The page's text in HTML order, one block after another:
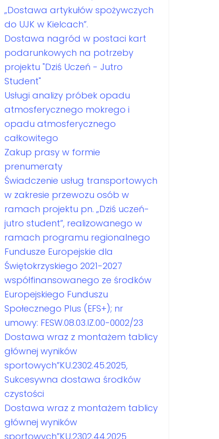
„Dostawa artykułów spożywczych
do UJK w Kielcach”.
Dostawa nagród w postaci kart
podarunkowych na potrzeby
projektu "Dziś Uczeń - Jutro
Student"
Usługi analizy próbek opadu
atmosferycznego mokrego i
opadu atmosferycznego
całkowitego
Zakup prasy w formie
prenumeraty
Świadczenie usług transportowych
w zakresie przewozu osób w
ramach projektu pn. „Dziś uczeń-
jutro student”, realizowanego w
ramach programu regionalnego
Fundusze Europejskie dla
Świętokrzyskiego 2021-2027
współfinansowanego ze środków
Europejskiego Funduszu
Społecznego Plus (EFS+); nr
umowy: FESW.08.03.IZ.00-0002/23
Dostawa wraz z montażem tablicy
głównej wyników
sportowych”KU.2302.45.2025,
Sukcesywna dostawa środków
czystości
Dostawa wraz z montażem tablicy
głównej wyników
sportowych”KU.2302.44.2025